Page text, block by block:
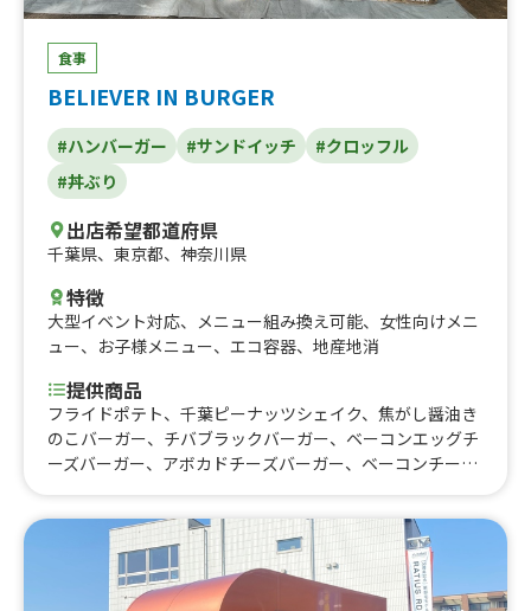
食事
BELIEVER IN BURGER
#ハンバーガー #サンドイッチ
#クロッフル
#丼ぶり
出店希望都道府県
千葉県、 東京都、 神奈川県
特徴
大型イベント対応、 メニュー組み換え可能、 女性向けメニ
ュー、 お子様メニュー、 エコ容器、 地産地消
提供商品
フライドポテト、千葉ピーナッツシェイク、焦がし醤油き
のこバーガー、チバブラックバーガー、ベーコンエッグチ
ーズバーガー、アボカドチーズバーガー、ベーコンチーズ